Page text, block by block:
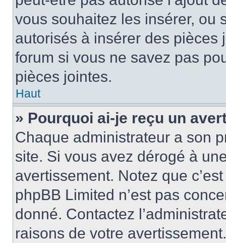
vous souhaitez les insérer, ou
autorisés à insérer des pièces
forum si vous ne savez pas
pièces jointes.
Haut
» Pourquoi ai-je reçu un
Chaque administrateur a son
site. Si vous avez dérogé à
avertissement. Notez que
phpBB Limited n’est pas
donné. Contactez
raisons de votre avertissement.